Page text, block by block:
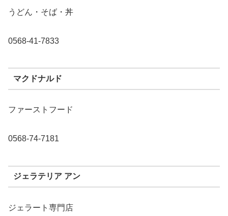
うどん・そば・丼
0568-41-7833
マクドナルド
ファーストフード
0568-74-7181
ジェラテリア アン
ジェラート専門店